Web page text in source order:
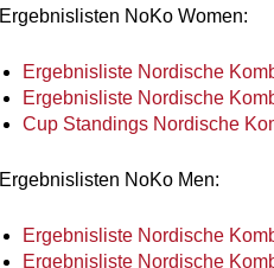
Ergebnislisten NoKo Women:
Ergebnisliste Nordische
Ergebnisliste Nordische
Cup Standings Nordische
Ergebnislisten NoKo Men:
Ergebnisliste Nordische
Ergebnisliste Nordische